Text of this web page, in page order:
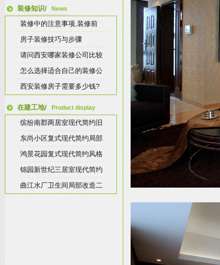
装修知识/ News
装修中的注意事项,装修前
房子装修技巧与步骤
请问西安哪家装修公司比较
怎么选择适合自己的装修公
西安装修房子需要多少钱?
在建工地/ Product display
缤纷南郡两居室现代简约旧
东尚小区复式现代简约局部
鸿景花园复式现代简约风格
锦园新世纪三居室现代简约
曲江水厂卫生间局部改造二